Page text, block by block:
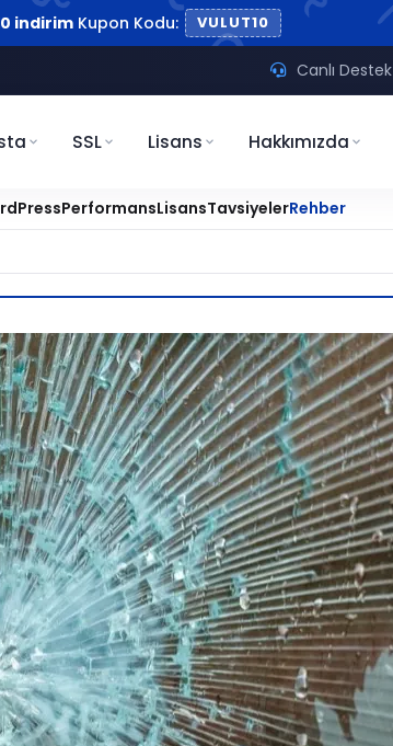
indirim Kupon Kodu: VULUT10
Canlı Destek
SSL Lisans Hakkımızda
PerformansLisansTavsiyelerRehber